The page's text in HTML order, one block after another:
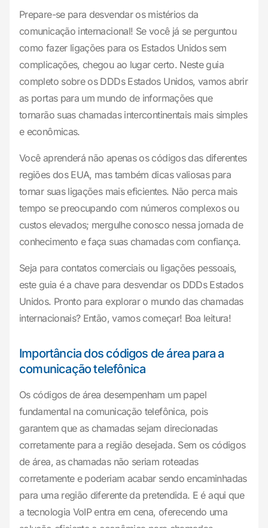
Prepare-se para desvendar os mistérios da
comunicação internacional! Se você já se perguntou
como fazer ligações para os Estados Unidos sem
complicações, chegou ao lugar certo. Neste guia
completo sobre os DDDs Estados Unidos, vamos abrir
as portas para um mundo de informações que
tornarão suas chamadas intercontinentais mais simples
e econômicas.
Você aprenderá não apenas os códigos das diferentes
regiões dos EUA, mas também dicas valiosas para
tornar suas ligações mais eficientes. Não perca mais
tempo se preocupando com números complexos ou
custos elevados; mergulhe conosco nessa jornada de
conhecimento e faça suas chamadas com confiança.
Seja para contatos comerciais ou ligações pessoais,
este guia é a chave para desvendar os DDDs Estados
Unidos. Pronto para explorar o mundo das chamadas
internacionais? Então, vamos começar! Boa leitura!
Importância dos códigos de área para a
comunicação telefônica
Os códigos de área desempenham um papel
fundamental na comunicação telefônica, pois
garantem que as chamadas sejam direcionadas
corretamente para a região desejada. Sem os códigos
de área, as chamadas não seriam roteadas
corretamente e poderiam acabar sendo encaminhadas
para uma região diferente da pretendida. E é aqui que
a tecnologia VoIP entra em cena, oferecendo uma